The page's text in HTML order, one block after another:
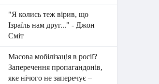
"Я колись теж вірив, що
Ізраїль нам друг..." - Джон
Сміт
Масова мобілізація в росії?
Заперечення пропагандонів,
яке нічого не заперечує –